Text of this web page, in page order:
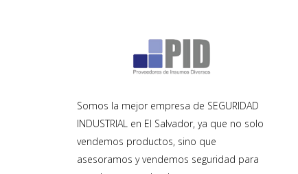
Somos la mejor empresa de SEGURIDAD
INDUSTRIAL en El Salvador, ya que no solo
vendemos productos, sino que
asesoramos y vendemos seguridad para